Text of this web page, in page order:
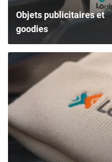
Objets publicitaires et
goodies